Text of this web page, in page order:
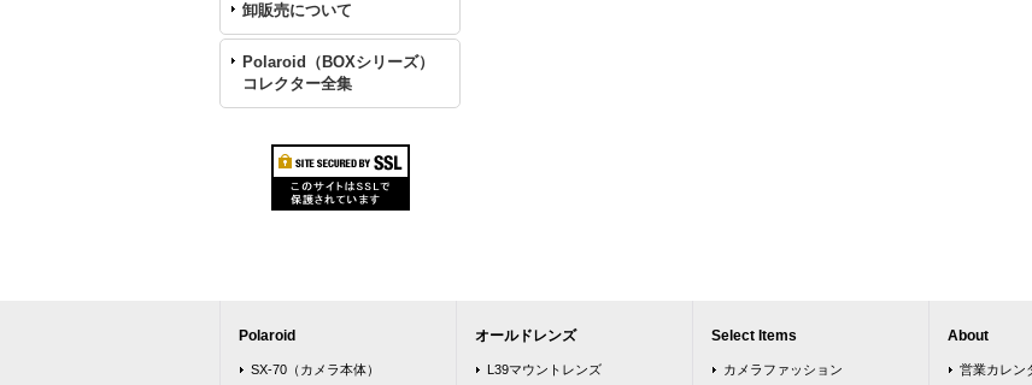
卸販売について
Polaroid（BOXシリーズ）
コレクター全集
Polaroid
SX-70（カメラ本体）
オールドレンズ
L39マウントレンズ
Select Items
カメラファッション
About
営業カレン